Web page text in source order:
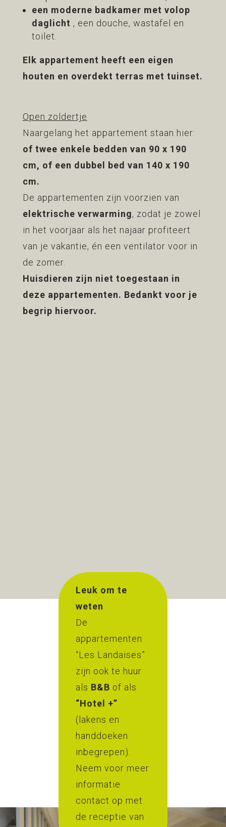
een moderne badkamer met volop
daglicht , een douche, wastafel en
toilet.
Elk appartement heeft een eigen
houten en overdekt terras met tuinset.
Open zoldertje
Naargelang het appartement staan hier:
of twee enkele bedden van 90 x 190
cm, of een dubbel bed van 140 x 190
cm.
De appartementen zijn voorzien van
elektrische verwarming, zodat je zowel
in het voorjaar als het najaar profiteert
van je vakantie, én een ventilator voor in
de zomer.
Huisdieren zijn niet toegestaan in
deze appartementen. Bedankt voor je
begrip hiervoor.
Leuk om te
weten
De
appartementen
“Les Landaises”
zijn ook te huur
als B&B of als
“Hotel +”
(lakens en
handdoeken
inbegrepen).
Neem voor meer
informatie
contact op met
de receptie van